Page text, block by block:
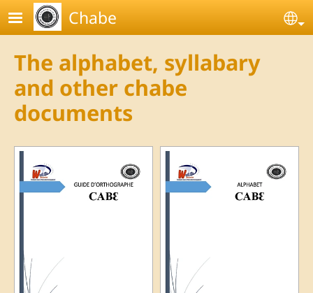
Skip to main content
Chabe
The alphabet, syllabary
and other chabe
documents